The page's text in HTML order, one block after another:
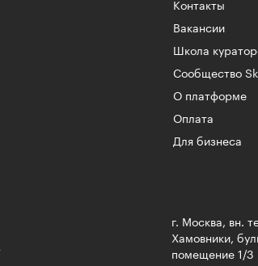
Контакты
Вакансии
Школа
Сообщество
О платформе
Оплата
Для бизнеса
г. Москва, вн.
Хамовники,
помещение 1/3